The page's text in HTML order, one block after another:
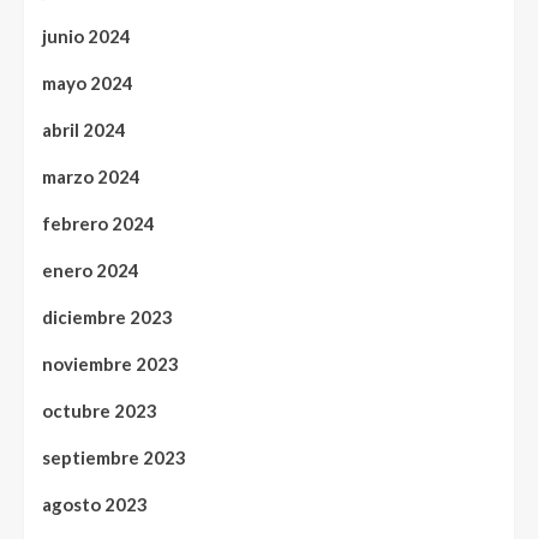
junio 2024
mayo 2024
abril 2024
marzo 2024
febrero 2024
enero 2024
diciembre 2023
noviembre 2023
octubre 2023
septiembre 2023
agosto 2023